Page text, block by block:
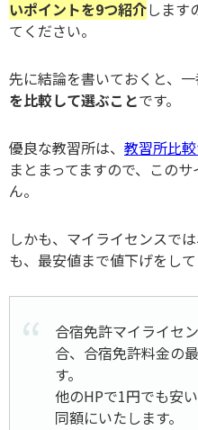
いポイントを9つ紹介します
てください。
先に結論を書いておくと、一
を比較して選ぶことです。
優良な教習所は、 教習所比
まとまってますので、この
ん。
しかも、マイライセンスで
も、最安値まで値下げをして
合宿免許マイライセ
合、合宿免許料金の
す。
他のHPで1円でも安
同額にいたします。